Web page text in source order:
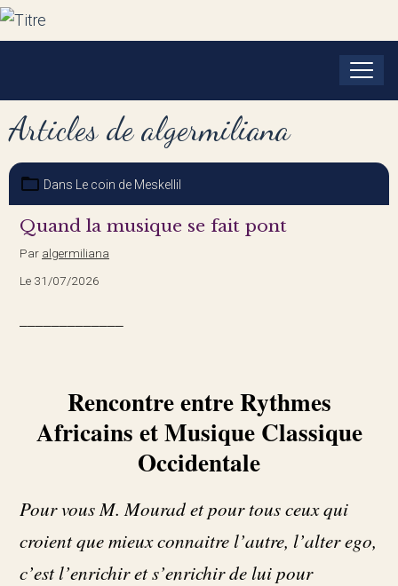
Articles de algermiliana
Dans Le coin de Meskellil
Quand la musique se fait pont
Par algermiliana
Le 31/07/2026
Rencontre entre Rythmes
Africains et Musique Classique
Occidentale
Pour vous M. Mourad et pour tous ceux qui
croient que mieux connaitre l’autre, l’alter ego,
c’est l’enrichir et s’enrichir de lui pour